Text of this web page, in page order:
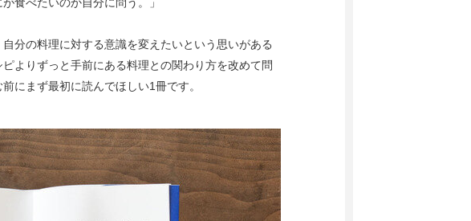
分の料理に対する意識を変えたいという思いがある
よりずっと手前にある料理との関わり方を改めて問
にまず最初に読んでほしい1冊です。